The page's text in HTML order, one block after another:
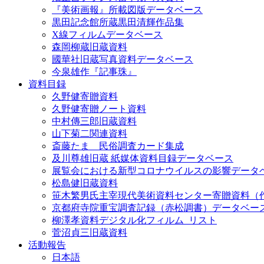
『美術画報』所載図版データベース
黒田記念館所蔵黒田清輝作品集
X線フィルムデータベース
森岡柳蔵旧蔵資料
國華社旧蔵写真資料データベース
今泉雄作『記事珠』
資料目録
久野健寄贈資料
久野健寄贈ノート資料
中村傳三郎旧蔵資料
山下菊二関連資料
斎藤たま 民俗調査カード集成
及川尊雄旧蔵 紙媒体資料目録データベース
展覧会における新型コロナウイルスの影響データ
松島健旧蔵資料
笹木繁男氏主宰現代美術資料センター寄贈資料（
京都府寺院重宝調査記録（赤松調書）データベー
柳澤孝資料デジタル化フィルム_リスト
菅沼貞三旧蔵資料
活動報告
日本語